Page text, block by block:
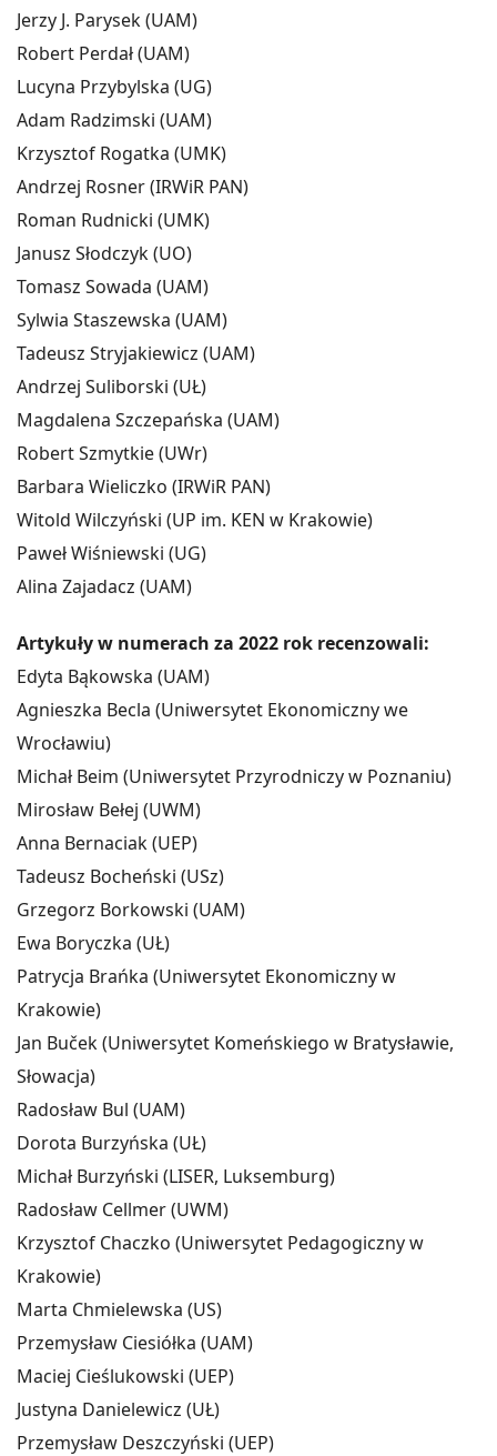
Jerzy J. Parysek (UAM)
Robert Perdał (UAM)
Lucyna Przybylska (UG)
Adam Radzimski (UAM)
Krzysztof Rogatka (UMK)
Andrzej Rosner (IRWiR PAN)
Roman Rudnicki (UMK)
Janusz Słodczyk (UO)
Tomasz Sowada (UAM)
Sylwia Staszewska (UAM)
Tadeusz Stryjakiewicz (UAM)
Andrzej Suliborski (UŁ)
Magdalena Szczepańska (UAM)
Robert Szmytkie (UWr)
Barbara Wieliczko (IRWiR PAN)
Witold Wilczyński (UP im. KEN w Krakowie)
Paweł Wiśniewski (UG)
Alina Zajadacz (UAM)
Artykuły w numerach za 2022 rok recenzowali:
Edyta Bąkowska (UAM)
Agnieszka Becla (Uniwersytet Ekonomiczny we
Wrocławiu)
Michał Beim (Uniwersytet Przyrodniczy w Poznaniu)
Mirosław Bełej (UWM)
Anna Bernaciak (UEP)
Tadeusz Bocheński (USz)
Grzegorz Borkowski (UAM)
Ewa Boryczka (UŁ)
Patrycja Brańka (Uniwersytet Ekonomiczny w
Krakowie)
Jan Buček (Uniwersytet Komeńskiego w Bratysławie,
Słowacja)
Radosław Bul (UAM)
Dorota Burzyńska (UŁ)
Michał Burzyński (LISER, Luksemburg)
Radosław Cellmer (UWM)
Krzysztof Chaczko (Uniwersytet Pedagogiczny w
Krakowie)
Marta Chmielewska (US)
Przemysław Ciesiółka (UAM)
Maciej Cieślukowski (UEP)
Justyna Danielewicz (UŁ)
Przemysław Deszczyński (UEP)